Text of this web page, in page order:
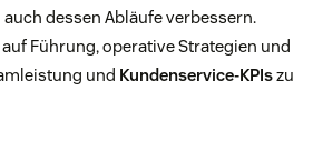
dessen Abläufe verbessern.
Führung, operative Strategien und
und Kundenservice-KPIszu